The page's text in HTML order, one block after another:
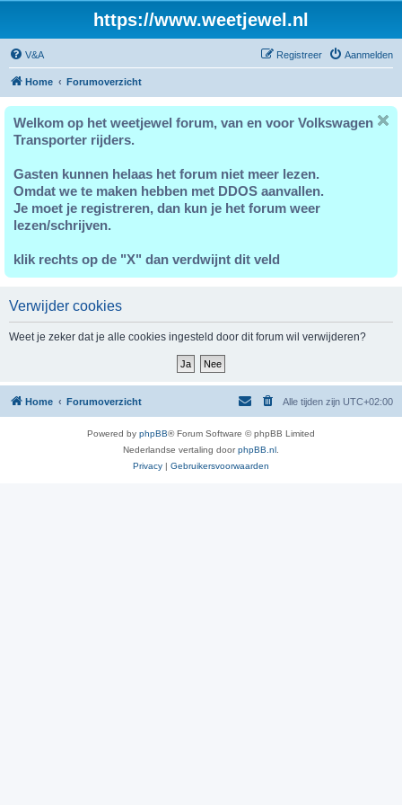
https://www.weetjewel.nl
V&A Aanmelden
Registreer
Home Forumoverzicht
Welkom op het weetjewel forum, van en voor Volkswagen
Transporter rijders.
Gasten kunnen helaas het forum niet meer lezen.
Omdat we te maken hebben met DDOS aanvallen.
Je moet je registreren, dan kun je het forum weer
lezen/schrijven.
klik rechts op de "X" dan verdwijnt dit veld
Verwijder cookies
Weet je zeker dat je alle cookies ingesteld door dit forum wil verwijderen?
Home Forumoverzicht Alle tijden zijn UTC+02:00
Powered by phpBB® Forum Software © phpBB Limited
Nederlandse vertaling doorphpBB.nl
Privacy | Gebruikersvoorwaarden